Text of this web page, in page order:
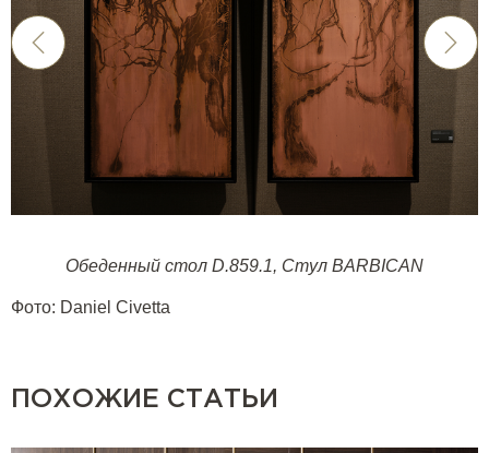
Обеденный стол D.859.1, Стул BARBICAN
Фото: Daniel Civetta
ПОХОЖИЕ СТАТЬИ